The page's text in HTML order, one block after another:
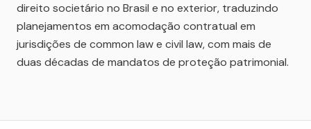
direito societário no Brasil e no exterior, traduzindo
planejamentos em acomodação contratual em
jurisdições de common law e civil law, com mais de
duas décadas de mandatos de proteção patrimonial.